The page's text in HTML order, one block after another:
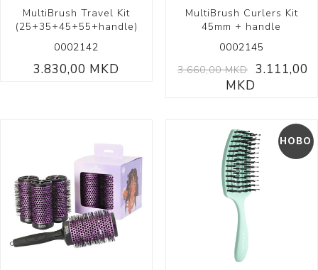
MultiBrush Travel Kit
(25+35+45+55+handle)
0002142
3.830,00 MKD
MultiBrush Curlers Kit
45mm + handle
0002145
3.660,00 MKD 3.111,00
MKD
НОВО